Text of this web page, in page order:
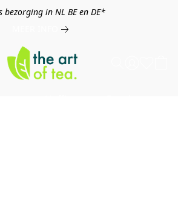
bezorging in NL BE en DE*